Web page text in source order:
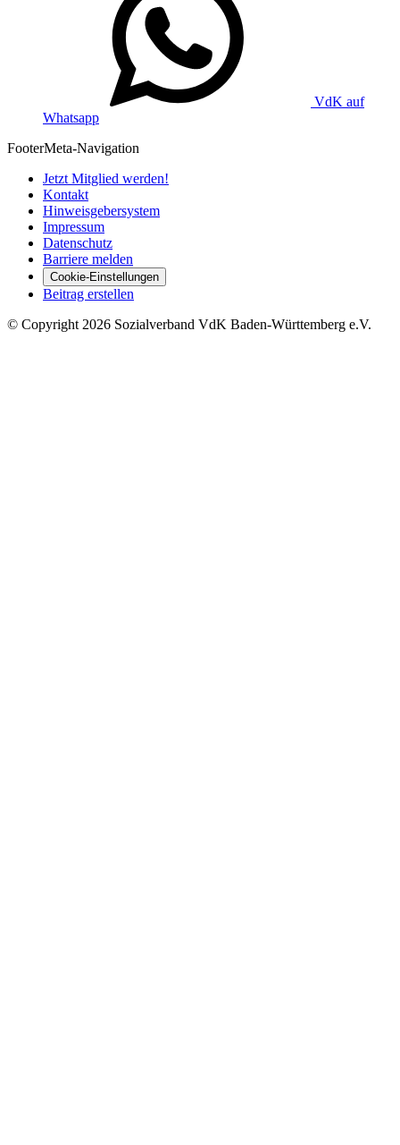
VdK auf
Whatsapp
FooterMeta-Navigation
Jetzt Mitglied werden!
Kontakt
Hinweisgebersystem
Impressum
Datenschutz
Barriere melden
Cookie-Einstellungen
Beitrag erstellen
© Copyright 2026 Sozialverband VdK Baden-Württemberg e.V.